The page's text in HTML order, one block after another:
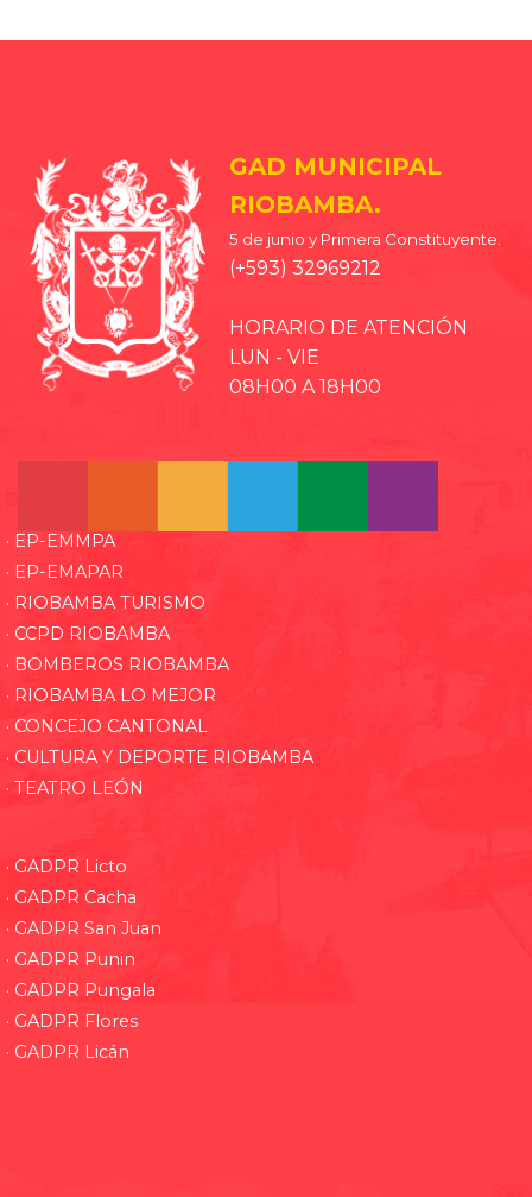
GAD MUNICIPAL
RIOBAMBA.
5 de junio y Primera Constituyente.
(+593) 32969212
HORARIO DE ATENCIÓN
LUN - VIE
08H00 A 18H00
· EP-EMMPA
· EP-EMAPAR
· RIOBAMBA TURISMO
· CCPD RIOBAMBA
· BOMBEROS RIOBAMBA
· RIOBAMBA LO MEJOR
· CONCEJO CANTONAL
· CULTURA Y DEPORTE RIOBAMBA
· TEATRO LEÓN
· GADPR Licto
· GADPR Cacha
· GADPR San Juan
· GADPR Punin
· GADPR Pungala
· GADPR Flores
· GADPR Licán